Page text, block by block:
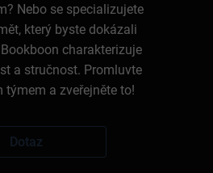
Nebo se specializujete
který byste dokázali
charakterizuje
a stručnost. Promluvte
a zveřejněte to!
Dotaz